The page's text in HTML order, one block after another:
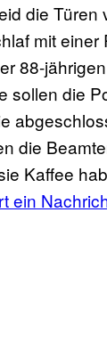
die
mit
88-
die
die
Kaffee
ein